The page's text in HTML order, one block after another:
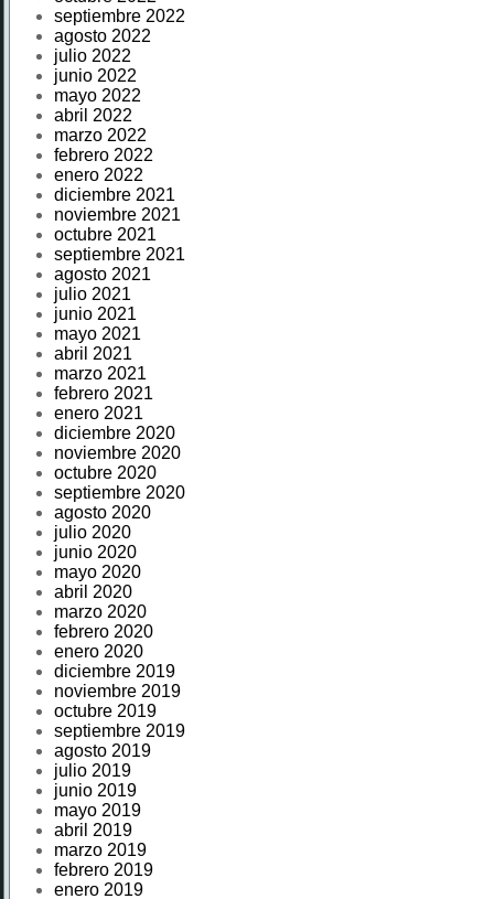
septiembre 2022
agosto 2022
julio 2022
junio 2022
mayo 2022
abril 2022
marzo 2022
febrero 2022
enero 2022
diciembre 2021
noviembre 2021
octubre 2021
septiembre 2021
agosto 2021
julio 2021
junio 2021
mayo 2021
abril 2021
marzo 2021
febrero 2021
enero 2021
diciembre 2020
noviembre 2020
octubre 2020
septiembre 2020
agosto 2020
julio 2020
junio 2020
mayo 2020
abril 2020
marzo 2020
febrero 2020
enero 2020
diciembre 2019
noviembre 2019
octubre 2019
septiembre 2019
agosto 2019
julio 2019
junio 2019
mayo 2019
abril 2019
marzo 2019
febrero 2019
enero 2019